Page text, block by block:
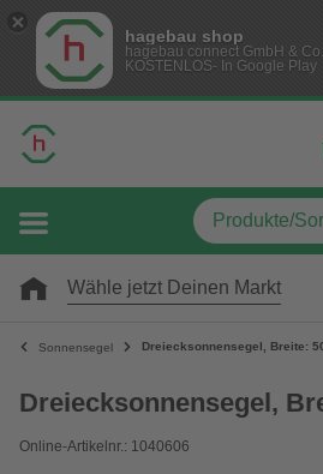
hagebau shop
hagebau connect GmbH &
KOSTENLOS- In Google Play
Wähle jetzt Deinen Markt
Sonnensegel Dreiecksonnensegel, Breite:
Dreiecksonnensegel,
Online-Artikelnr.: 1040606